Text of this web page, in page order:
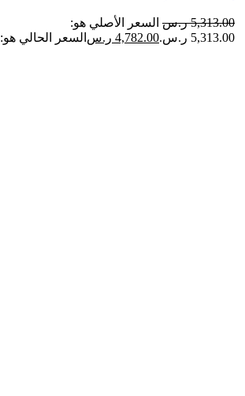
5,313.00 ر.س السعر الأصلي هو:
5,313.00 ر.س.
4,782.00 ر.س السعر الحالي هو: 4,782.00 ر.س.